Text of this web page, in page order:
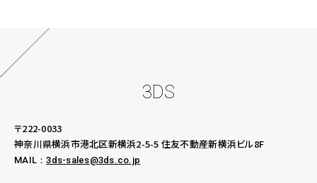
3DS
〒222-0033
神奈川県横浜市港北区新横浜2-5-5 住友不動産新横浜ビル8F
MAIL：3ds-sales@3ds.co.jp